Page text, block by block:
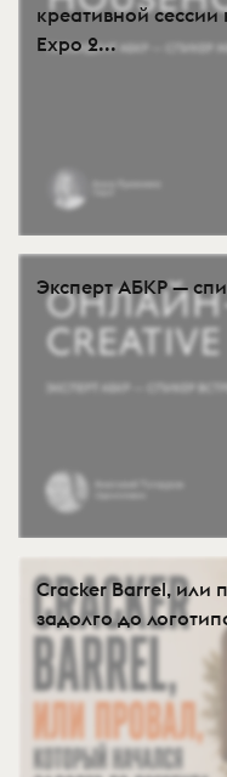
креативной
Expo 2...
Эксперт АБКР —
Cracker Barrel, или
задолго до